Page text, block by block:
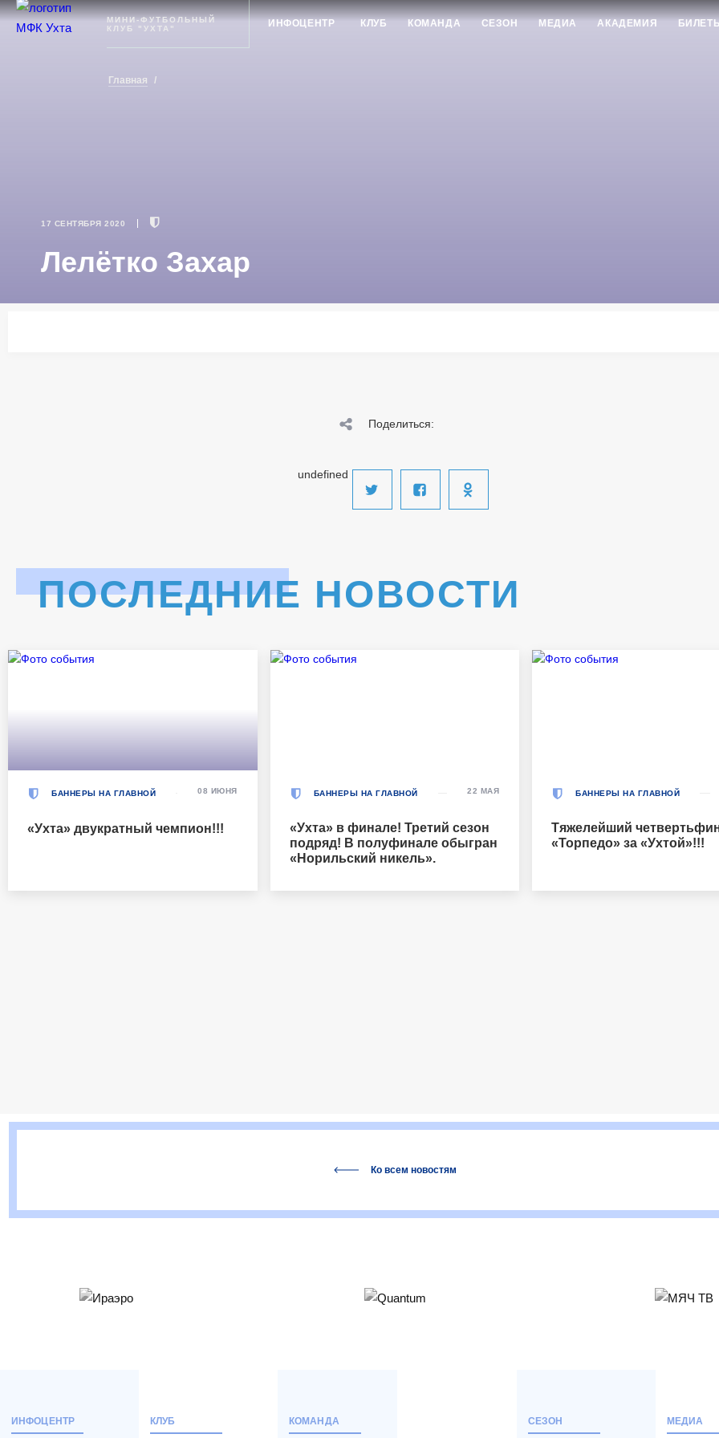
Ухта
МИНИ-ФУТБОЛЬНЫЙ
КЛУБ "УХТА"
ИНФОЦЕНТР КЛУБ КОМАНДА СЕЗОН МЕДИА АКАДЕМИЯ
Главная /
17 СЕНТЯБРЯ 2020
Лелётко Захар
Поделиться:
undefined
ПОСЛЕДНИЕ НОВОСТИ
БАННЕРЫ НА ГЛАВНОЙ
«Ухта» двукратный чемпион!!!
08 ИЮНЯ БАННЕРЫ НА ГЛАВНОЙ
«Ухта» в финале! Третий сезон
подряд! В полуфинале обыгран
«Норильский никель».
22 МАЯ БАННЕРЫ НА ГЛАВНОЙ
Тяжелейший
«Торпедо» за «Ухтой»!!!
Ко всем новостям
ИНФОЦЕНТР КЛУБ КОМАНДА СЕЗОН МЕДИА